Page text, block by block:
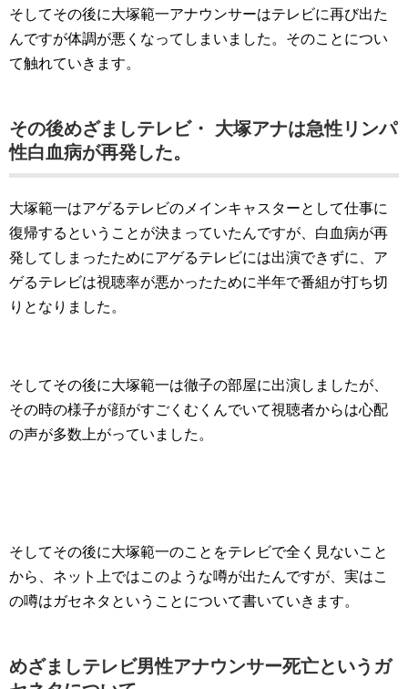
そしてその後に大塚範一アナウンサーはテレビに再び出た
んですが体調が悪くなってしまいました。そのことについ
て触れていきます。
その後めざましテレビ・ 大塚アナは急性リンパ
性白血病が再発した。
大塚範一はアゲるテレビのメインキャスターとして仕事に
復帰するということが決まっていたんですが、白血病が再
発してしまったためにアゲるテレビには出演できずに、ア
ゲるテレビは視聴率が悪かったために半年で番組が打ち切
りとなりました。
そしてその後に大塚範一は徹子の部屋に出演しましたが、
その時の様子が顔がすごくむくんでいて視聴者からは心配
の声が多数上がっていました。
そしてその後に大塚範一のことをテレビで全く見ないこと
から、ネット上ではこのような噂が出たんですが、実はこ
の噂はガセネタということについて書いていきます。
めざましテレビ男性アナウンサー死亡というガ